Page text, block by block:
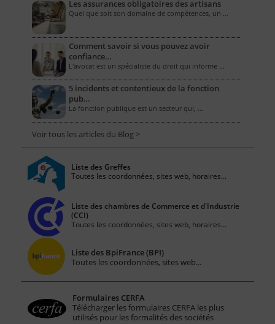
Les assurances obligatoires des artisans
Quel que soit son domaine de compétences, un …
Comment savoir si vous pouvez avoir
confiance…
L'avocat est un spécialiste du droit qui informe …
5 incidents et contentieux de la fonction
pub…
La fonction publique est un secteur qui, …
Voir tous les articles du Blog >
Liste des Greffes
Toutes les coordonnées, sites web, horaires...
Liste des chambres de Commerce et d'Industrie
(CCI)
Toutes les coordonnées, sites web, horaires...
Liste des BpiFrance (BPI)
Toutes les coordonnées, sites web...
Formulaires CERFA
Télécharger les formulaires CERFA les plus
utilisés pour les formalités des sociétés